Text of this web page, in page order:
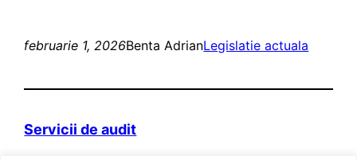
februarie 1, 2026Benta AdrianLegislatie actuala
Servicii de audit